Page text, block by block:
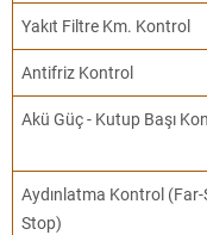
Yakıt Filtre Km. Kontrol
Antifriz Kontrol
Akü Güç - Kutup Başı
Aydınlatma Kontrol (Far-
Stop)